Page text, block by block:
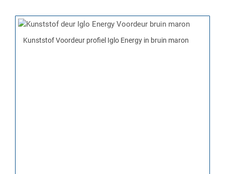
Kunststof Voordeur profiel Iglo Energy in bruin maron